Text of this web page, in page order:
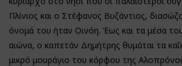
Πλίνιος και ο Στέφανος Βυζάντιος,
όνομά του ήταν Οινόη. Έως και τα μέσα
αιώνα, ο καπετάν Δημήτρης θυμάται τα
μικρό μουράγιο του κόρφου της